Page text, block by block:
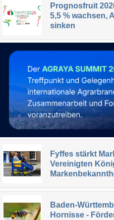
Prognosfruit
5,5 % wachsen,
sinken
Fyffes stärkt
Vereinigten
Baden-
Hornisse -